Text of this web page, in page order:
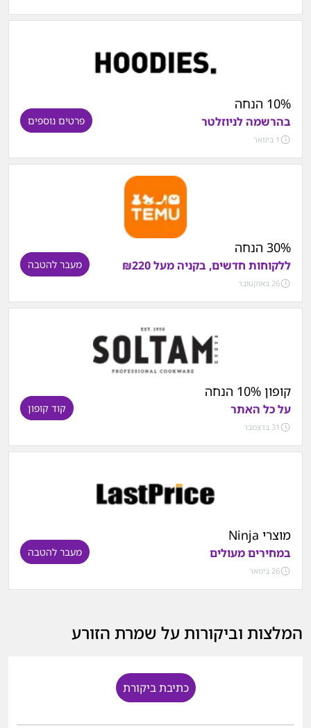
10% הנחה
בהרשמה לניוזלטר
1 בינואר
פרטים נוספים
30% הנחה
ללקוחות חדשים, בקניה מעל ₪220
26 באוקטובר
מעבר להטבה
קופון 10% הנחה
על כל האתר
31 בדצמבר
קוד קופון
מוצרי Ninja
במחירים מעולים
26 בינואר
מעבר להטבה
המלצות וביקורות על שמרת הזורע
כתיבת ביקורת